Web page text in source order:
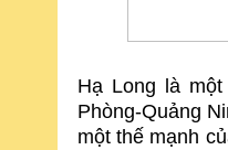
Hạ Long là
Phòng-Quảng
một thế mạnh